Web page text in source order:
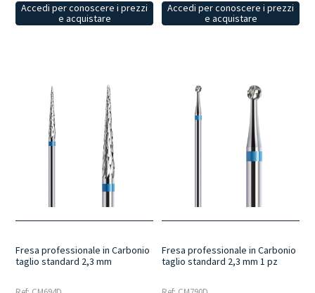
Accedi per conoscere i prezzi
e acquistare
Accedi per conoscere i prezzi
e acquistare
Fresa professionale in Carbonio
taglio standard 2,3 mm
Fresa professionale in Carbonio
taglio standard 2,3 mm 1 pz